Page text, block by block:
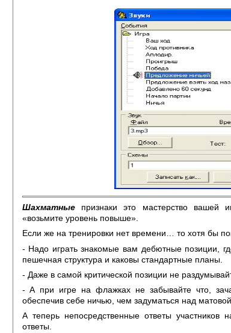
Шахматныепризнаки это мастерство вашей
«возьмите уровень повыше».
Если же на тренировки нет времени… то хотя бы
- Надо играть знакомые вам дебютные позиции,
пешечная структура и каковы стандартные планы.
- Даже в самой критической позиции не
- А при игре на флажках не забывайте что,
обеспечив себе ничью, чем задуматься над
А теперь непосредственные ответы
ответы.